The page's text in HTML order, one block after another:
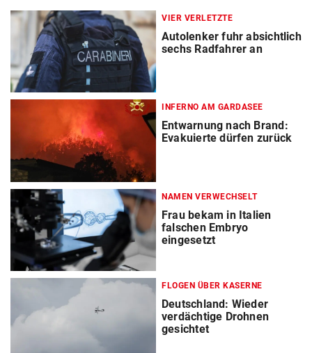
VIER VERLETZTE
Autolenker fuhr absichtlich
sechs Radfahrer an
INFERNO AM GARDASEE
Entwarnung nach Brand:
Evakuierte dürfen zurück
NAMEN VERWECHSELT
Frau bekam in Italien
falschen Embryo
eingesetzt
FLOGEN ÜBER KASERNE
Deutschland: Wieder
verdächtige Drohnen
gesichtet